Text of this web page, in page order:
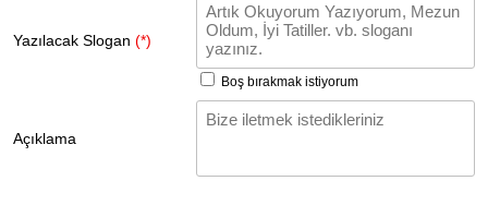
Yazılacak Slogan (*)
Boş bırakmak istiyorum
Açıklama